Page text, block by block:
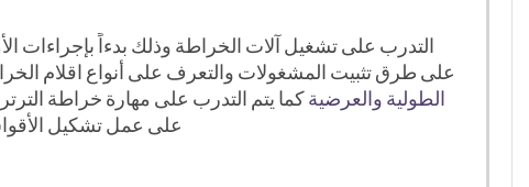
التدرب على تشغيل آلات الخراطة وذلك بدءاً بإجراءات
على طرق تثبيت المشغولات والتعرف على أنواع اقلام
الطولية والعرضيةكما يتم التدرب على مهارة خراطة
على عمل تشكيل